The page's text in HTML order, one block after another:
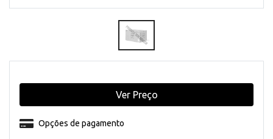
Opções de pagamento
Ver Preço